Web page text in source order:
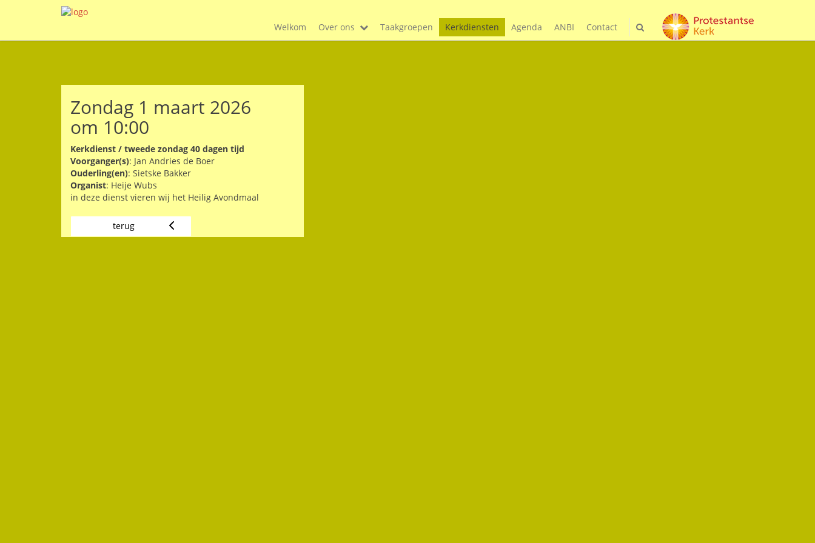
Welkom Over ons Taakgroepen Kerkdiensten Agenda ANBI Contact
Zondag 1 maart 2026
om 10:00
Kerkdienst / tweede zondag 40 dagen tijd
Voorganger(s): Jan Andries de Boer
Ouderling(en): Sietske Bakker
Organist: Heije Wubs
in deze dienst vieren wij het Heilig Avondmaal
terug